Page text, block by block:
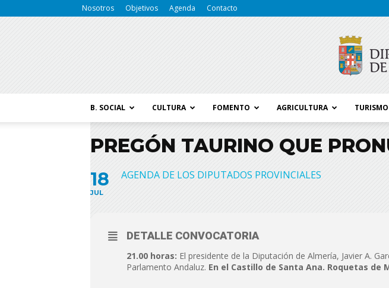
Nosotros Objetivos Agenda Contacto
B. SOCIAL CULTURA FOMENTO AGRICULTURA TURISMO
PREGÓN TAURINO QUE
18
JUL
AGENDA DE LOS DIPUTADOS PROVINCIALES
DETALLE CONVOCATORIA
21.00 horas: El presidente de la Diputación de Almería, Javier A.
Parlamento Andaluz. En el Castillo de Santa Ana. Roquetas de